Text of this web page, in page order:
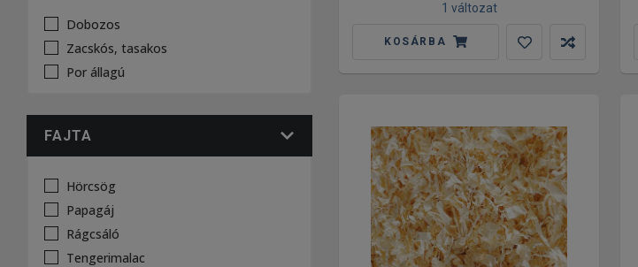
Dobozos
Zacskós, tasakos
Por állagú
FAJTA
Hörcsög
Papagáj
Rágcsáló
Tengerimalac
1 változat
KOSÁRBA